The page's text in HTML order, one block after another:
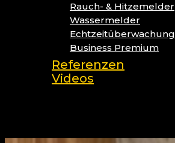
Rauch- & Hitzemelder
Wassermelder
Echtzeitüberwachung
Business Premium
Referenzen
Videos